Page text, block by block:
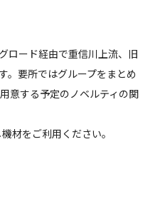
ロード経由で重信川上流、旧
。要所ではグループをまとめ
意する予定のノベルティの関
材をご利用ください。